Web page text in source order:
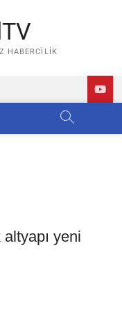
HABERCILIK
yeni